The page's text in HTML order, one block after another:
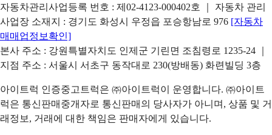
자동차관리사업등록 번호 : 제02-4123-000402호 ｜ 자동차 관리
사업장 소재지 : 경기도 화성시 우정읍 포승항남로 976 [자동차
매매업정보확인]
본사 주소 : 강원특별자치도 인제군 기린면 조침령로 1235-24 ｜
지점 주소 : 서울시 서초구 동작대로 230(방배동) 화련빌딩 3층
아이트럭 인증중고트럭은 ㈜아이트럭이 운영합니다. ㈜아이트
럭은 통신판매중개자로 통신판매의 당사자가 아니며, 상품 및 거
래정보, 거래에 대한 책임은 판매자에게 있습니다.